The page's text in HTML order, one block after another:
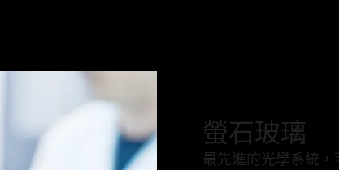
螢石玻璃
最先進的光學系統